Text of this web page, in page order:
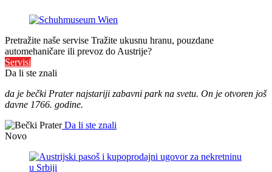
Pretražite naše servise Tražite ukusnu hranu, pouzdane
automehaničare ili prevoz do Austrije?
Servisi
Da li ste znali
da je bečki Prater najstariji zabavni park na svetu. On je otvoren još
davne 1766. godine.
Da li ste znali
Novo